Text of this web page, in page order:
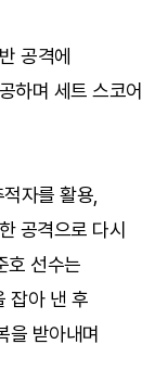
공격에
하며 세트 스코어
자를 활용,
공격으로 다시
호 선수는
잡아 낸 후
을 받아내며